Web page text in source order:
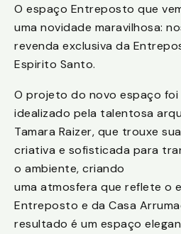
O espaço Entreposto que
uma novidade maravilhosa:
revenda exclusiva da
Espirito Santo.
O projeto do novo espaço foi
idealizado pela talentosa
Tamara Raizer, que trouxe
criativa e sofisticada para
o ambiente, criando
uma atmosfera que reflete o
Entreposto e da Casa
resultado é um espaço